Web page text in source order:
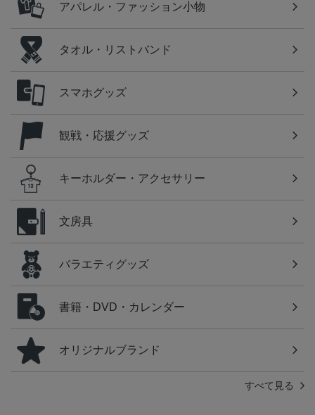
アパレル・ファッション小物
タオル・リストバンド
スマホグッズ
観戦・応援グッズ
キーホルダー・アクセサリー
文房具
バラエティグッズ
書籍・DVD・カレンダー
オリジナルブランド
すべて見る